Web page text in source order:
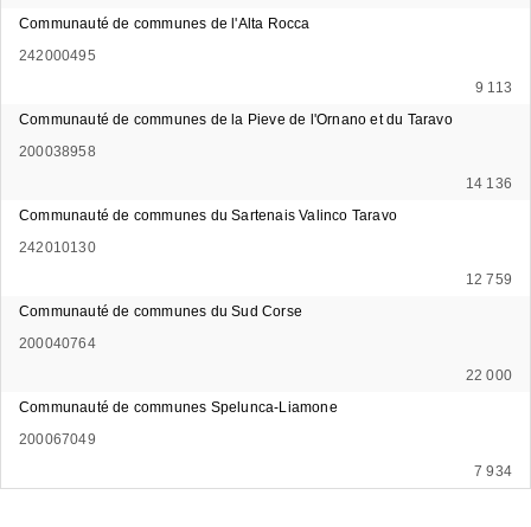
Communauté de communes de l'Alta Rocca
242000495
9 113
Communauté de communes de la Pieve de l'Ornano et du Taravo
200038958
14 136
Communauté de communes du Sartenais Valinco Taravo
242010130
12 759
Communauté de communes du Sud Corse
200040764
22 000
Communauté de communes Spelunca-Liamone
200067049
7 934